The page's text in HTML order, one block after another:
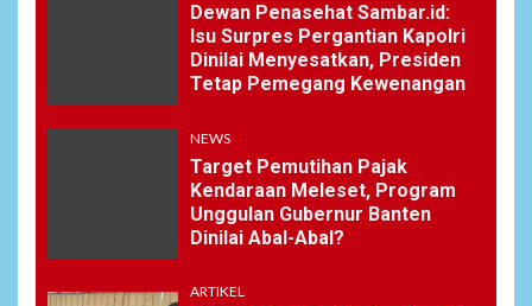
Dewan Penasehat Sambar.id:
Isu Surpres Pergantian Kapolri
Dinilai Menyesatkan, Presiden
Tetap Pemegang Kewenangan
NEWS
Target Pemutihan Pajak
Kendaraan Meleset, Program
Unggulan Gubernur Banten
Dinilai Abal-Abal?
ARTIKEL